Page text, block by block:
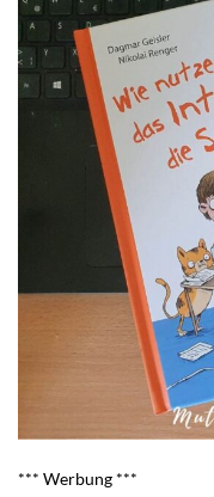
*** Werbung ***